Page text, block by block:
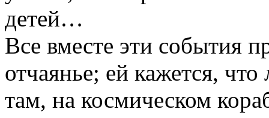
детей…
Все вместе эти события
отчаянье; ей кажется,
там, на космическом